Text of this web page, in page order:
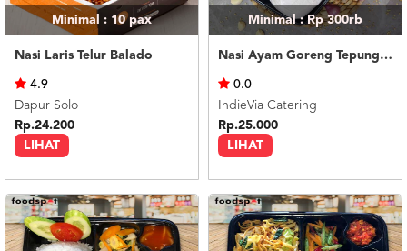
Minimal : 10pax
Nasi Laris Telur Balado
LIHAT
4.9
Dapur Solo
Rp.24.200
Minimal : Rp 300rb
Nasi Ayam Goreng Tepung Wijen - Bento Box
LIHAT
0.0
IndieVia Catering
Rp.25.000